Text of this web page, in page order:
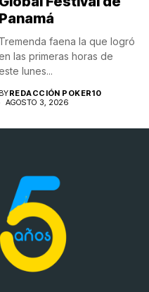
Panamá
Tremenda faena la que logró
las primeras horas de
lunes...
BYREDACCIÓN POKER10
AGOSTO 3, 2026